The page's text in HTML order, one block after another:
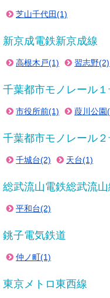
芝山千代田(1)
新京成電鉄新京成線
高根木戸(1) 習志野(2)
千葉都市モノレール
市役所前(1) 葭川公園
千葉都市モノレール
千城台(2) 天台(1)
総武流山電鉄総武流山
平和台(2)
銚子電気鉄道
仲ノ町(1)
東京メトロ東西線